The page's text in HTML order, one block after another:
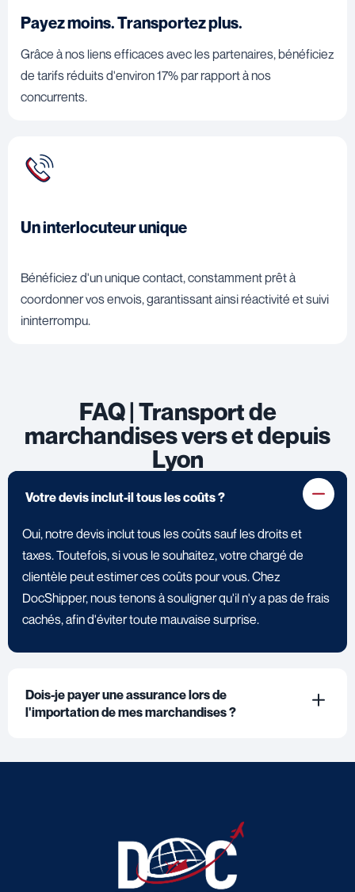
Payez moins. Transportez plus.
Grâce à nos liens efficaces avec les partenaires, bénéficiez
de tarifs réduits d'environ 17% par rapport à nos
concurrents.
Un interlocuteur unique
Bénéficiez d'un unique contact, constamment prêt à
coordonner vos envois, garantissant ainsi réactivité et suivi
ininterrompu.
FAQ | Transport de
marchandises vers et depuis
Lyon
Votre devis inclut-il tous les coûts ?
Oui, notre devis inclut tous les coûts sauf les droits et
taxes. Toutefois, si vous le souhaitez, votre chargé de
clientèle peut estimer ces coûts pour vous. Chez
DocShipper, nous tenons à souligner qu'il n'y a pas de frais
cachés, afin d'éviter toute mauvaise surprise.
Dois-je payer une assurance lors de
l'importation de mes marchandises ?